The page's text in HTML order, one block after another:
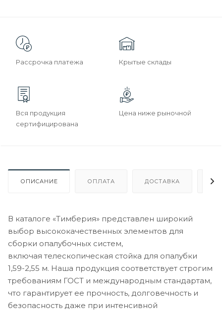
Рассрочка платежа Крытые склады
Вся продукция
сертифицирована
Цена ниже рыночной
ОПИСАНИЕ ОПЛАТА ДОСТАВКА
В каталоге «Тимберия» представлен широкий
выбор высококачественных элементов для
сборки опалубочных систем,
включая телескопическая стойка для опалубки
1,59-2,55 м. Наша продукция соответствует строгим
требованиям ГОСТ и международным стандартам,
что гарантирует ее прочность, долговечность и
безопасность даже при интенсивной